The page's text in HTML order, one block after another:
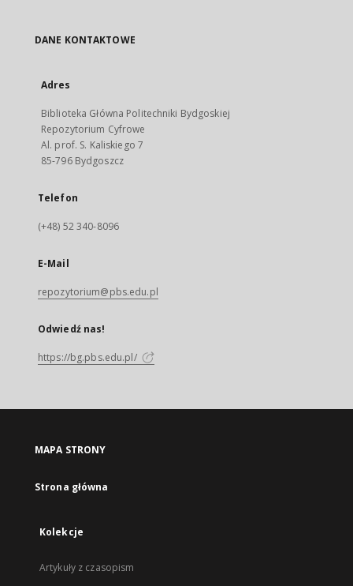
DANE KONTAKTOWE
Adres
Biblioteka Główna Politechniki Bydgoskiej
Repozytorium Cyfrowe
Al. prof. S. Kaliskiego 7
85-796 Bydgoszcz
Telefon
(+48) 52 340-8096
E-Mail
repozytorium@pbs.edu.pl
Odwiedź nas!
https://bg.pbs.edu.pl/
MAPA STRONY
Strona główna
Kolekcje
Artykuły z czasopism